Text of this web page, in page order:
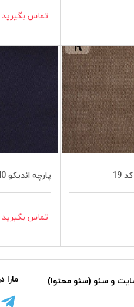
تماس بگیرید
پارچه اندیکو 440 کد 8
تماس بگیرید
و سئو (سئو محتوا)